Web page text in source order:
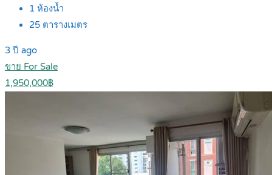
1 ห้องน้ำ
25 ตารางเมตร
3 ปี ago
ขาย For Sale
1,950,000฿